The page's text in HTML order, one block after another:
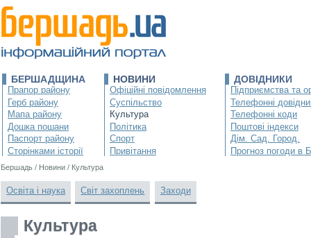
БЕРШАДЩИНА
Прапор району
Герб району
Мапа району
Дошка пошани
Паспорт району
Сторінками історії
НОВИНИ
Офіційні повідомлення
Суспільство
Культура
Політика
Спорт
Привітання
ДОВІДНИКИ
Підприємства та
Телефонні
Телефонні коди
Поштові індекси
Дім. Сад. Город.
Прогноз погоди в
Бершадь / Новини / Культура
Освіта і наука Світ захоплень Заходи
Культура